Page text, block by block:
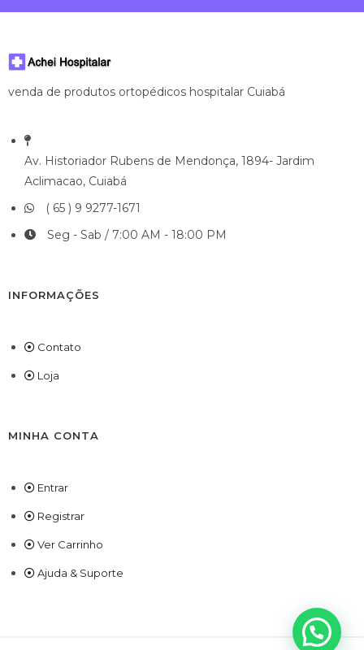
venda de produtos ortopédicos hospitalar Cuiabá
Av. Historiador Rubens de Mendonça, 1894- Jardim
Aclimacao, Cuiabá
( 65 ) 9 9277-1671
Seg - Sab / 7:00 AM - 18:00 PM
INFORMAÇÕES
Contato
Loja
MINHA CONTA
Entrar
Registrar
Ver Carrinho
Ajuda & Suporte